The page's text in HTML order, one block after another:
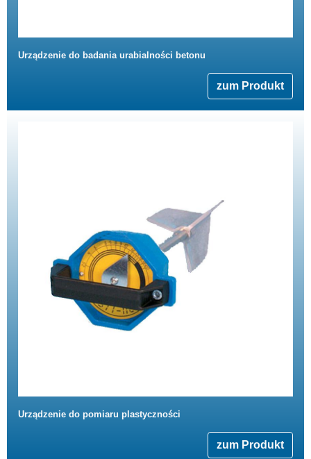
Urządzenie do badania urabialności betonu
zum Produkt
Urządzenie do pomiaru plastyczności
zum Produkt